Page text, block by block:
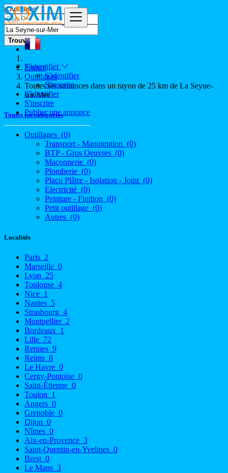
S'identifier
S'identifier
S'inscrire
S'identifier
S'inscrire
Publier une annonce
Trouver
France
Outillages
Toutes les annonces dans un rayon de 25 km de La Seyne-
sur-Mer
Toutes les catégories
Outillages (0)
Transport - Manutention (0)
BTP - Gros Oeuvres (0)
Maçonnerie (0)
Plomberie (0)
Placo Plâtre - Isolation - Joint (0)
Electricité (0)
Peinture - Finition (0)
Petit outillage (0)
Autres (0)
Localités
Paris 2
Marseille 0
Lyon 25
Toulouse 4
Nice 1
Nantes 5
Strasbourg 4
Montpellier 2
Bordeaux 1
Lille 72
Rennes 9
Reims 8
Le Havre 0
Cergy-Pontoise 0
Saint-Étienne 0
Toulon 1
Angers 0
Grenoble 0
Dijon 0
Nîmes 0
Aix-en-Provence 3
Saint-Quentin-en-Yvelines 0
Brest 0
Le Mans 3